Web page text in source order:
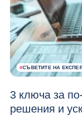
#СЪВЕТИТЕ НА
3 ключа за
решения и